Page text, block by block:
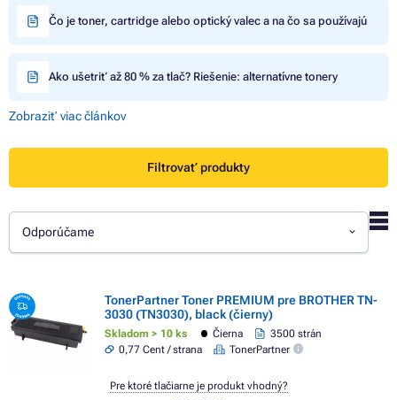
Čo je toner, cartridge alebo optický valec a na čo sa používajú
Ako ušetriť až 80 % za tlač? Riešenie: alternatívne tonery
Zobraziť viac článkov
Filtrovať produkty
Odporúčame
TonerPartner Toner PREMIUM pre BROTHER TN-
3030 (TN3030), black (čierny)
Skladom > 10 ks Čierna
3500 strán
0,77 Cent / strana
TonerPartner
Pre ktoré tlačiarne je produkt vhodný?